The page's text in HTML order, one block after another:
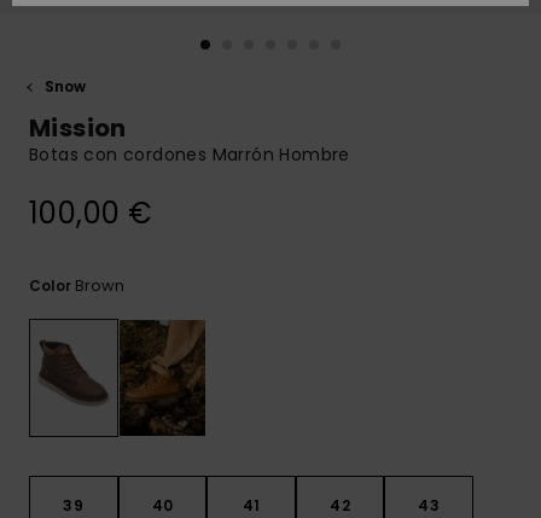
más rápida a
formulario de
Snow
Mission
Botas con cordones Marrón Hombre
100,00 €
Color Brown
39 40 41 42 43